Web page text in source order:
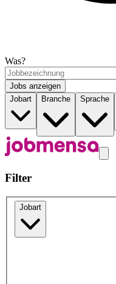
Was?
Jobs anzeigen
Jobart
Branche Sprache
Filter
Jobart